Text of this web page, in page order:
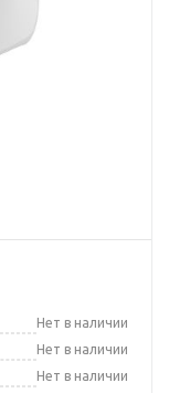
Нет в наличии
Нет в наличии
Нет в наличии